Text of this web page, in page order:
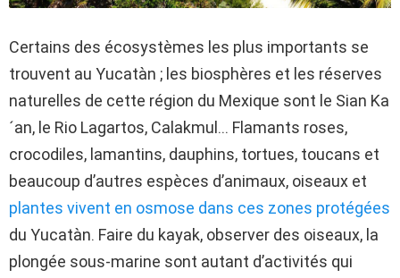
Certains des écosystèmes les plus importants se
trouvent au Yucatàn ; les biosphères et les réserves
naturelles de cette région du Mexique sont le Sian Ka
´an, le Rio Lagartos, Calakmul… Flamants roses,
crocodiles, lamantins, dauphins, tortues, toucans et
beaucoup d’autres espèces d’animaux, oiseaux et
plantes vivent en osmose dans ces zones protégées
du Yucatàn. Faire du kayak, observer des oiseaux, la
plongée sous-marine sont autant d’activités qui